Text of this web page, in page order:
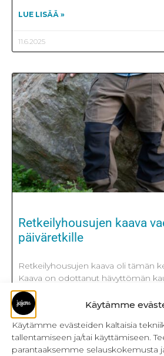
Käytämme
Käytämme evästeiden kaltaisia
tallentamiseen ja/tai käyttämiseen.
parantaaksemme selauskokemusta
LUE LISÄÄ »
11.6.2025
Retkeilyhousujen kaava
päiväretkille
Retkeilyhousujen kaava oli tämän
Kaava on odottanut hävyttömän
mutta nyt tuli se tunne, että tämä
loppuun asti. Pienet projektit
vähemmän ja siksi niitä tuleekin
Toinen syy odotukseen oli se, että
älyttömästi housun vetoketjun